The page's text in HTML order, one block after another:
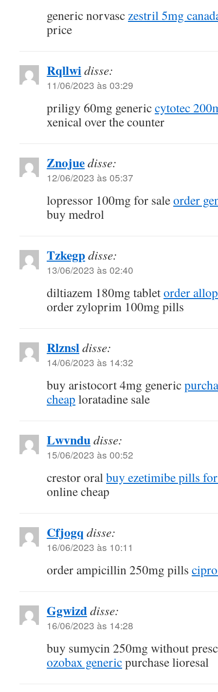
generic norvasczestril 5mg
price
Rqllwidisse:
11/06/2023 às 03:29
priligy 60mg genericcytotec
xenical over the counter
Znojuedisse:
12/06/2023 às 05:37
lopressor 100mg for saleorder
buy medrol
Tzkegpdisse:
13/06/2023 às 02:40
diltiazem 180mg tabletorder
order zyloprim 100mg pills
Rlznsldisse:
14/06/2023 às 14:32
buy aristocort 4mg generic
cheap loratadine sale
Lwvndudisse:
15/06/2023 às 00:52
crestor oralbuy ezetimibe pills
online cheap
Cfjogq disse:
16/06/2023 às 10:11
order ampicillin 250mg pills
Ggwizddisse:
16/06/2023 às 14:28
buy sumycin 250mg without
ozobax genericpurchase lioresal